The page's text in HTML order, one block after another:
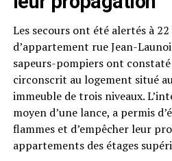
Les secours ont été alertés à
d’appartement rue Jean-
sapeurs-pompiers ont
circonscrit au logement situé
immeuble de trois niveaux.
moyen d’une lance, a permis
flammes et d’empêcher leur
appartements des étages